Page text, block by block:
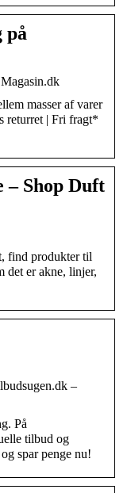
på
masser af varer
returret | Fri fragt*
– Shop Duft
find produkter til
det er akne, linjer,
–
På
tilbud og
spar penge nu!